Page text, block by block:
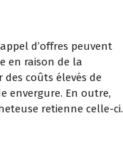
d’offres peuvent
en raison de la
coûts élevés de
envergure. En outre,
retienne celle-ci.